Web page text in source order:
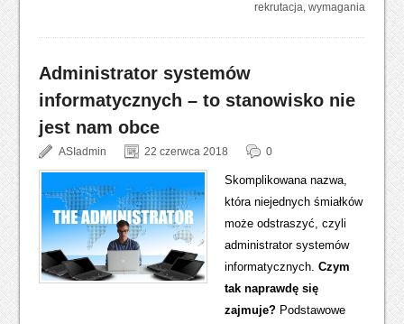
rekrutacja,wymagania
Administrator systemów
informatycznych – to stanowisko nie
jest nam obce
ASIadmin 22 czerwca 2018 0
Skomplikowana nazwa,
która niejednych śmiałków
może odstraszyć, czyli
administrator systemów
informatycznych. Czym
tak naprawdę się
zajmuje?Podstawowe